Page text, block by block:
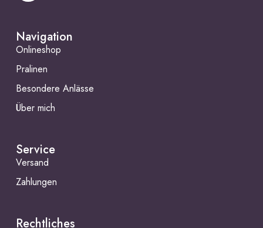
Navigation
Onlineshop
Pralinen
Besondere Anlässe
Über mich
Service
Versand
Zahlungen
Rechtliches